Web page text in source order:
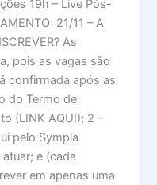
19h – Live Pós-
21/11 – A
As
pois as vagas são
confirmada após as
do Termo de
(LINK AQUI); 2 –
pelo Sympla
e (cada
em apenas uma